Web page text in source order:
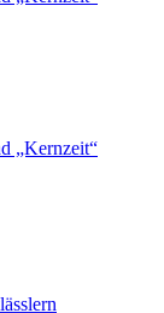
„Kernzeit“